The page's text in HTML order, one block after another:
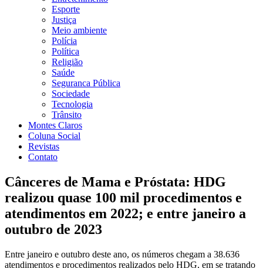
Esporte
Justiça
Meio ambiente
Polícia
Política
Religião
Saúde
Seguranca Pública
Sociedade
Tecnologia
Trânsito
Montes Claros
Coluna Social
Revistas
Contato
Cânceres de Mama e Próstata: HDG
realizou quase 100 mil procedimentos e
atendimentos em 2022; e entre janeiro a
outubro de 2023
Entre janeiro e outubro deste ano, os números chegam a 38.636
atendimentos e procedimentos realizados pelo HDG, em se tratando